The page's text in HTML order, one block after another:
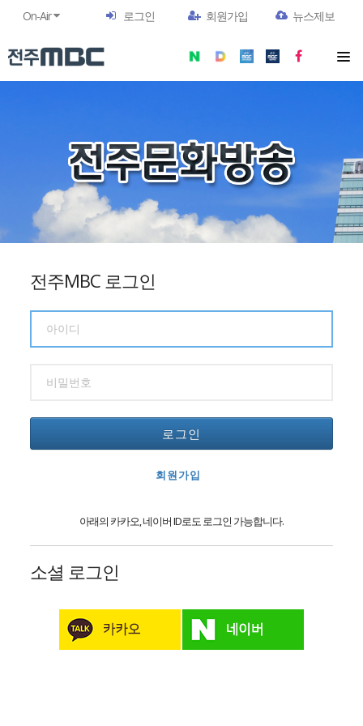
On-Air 로그인 회원가입 뉴스제보
전주MBC 로그인
로그인
회원가입
아래의 카카오, 네이버 ID로도 로그인 가능합니다.
소셜 로그인